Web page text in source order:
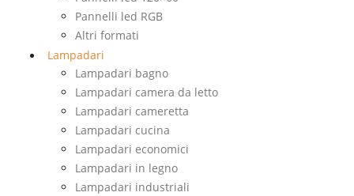
Pannelli led RGB
Altri formati
Lampadari
Lampadari bagno
Lampadari camera da letto
Lampadari cameretta
Lampadari cucina
Lampadari economici
Lampadari in legno
Lampadari industriali